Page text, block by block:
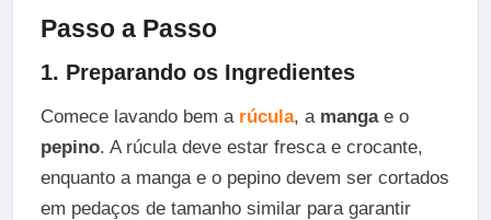
Passo a Passo
1. Preparando os Ingredientes
Comece lavando bem a rúcula, a mangae o
pepino. A rúcula deve estar fresca e crocante,
enquanto a manga e o pepino devem ser cortados
em pedaços de tamanho similar para garantir